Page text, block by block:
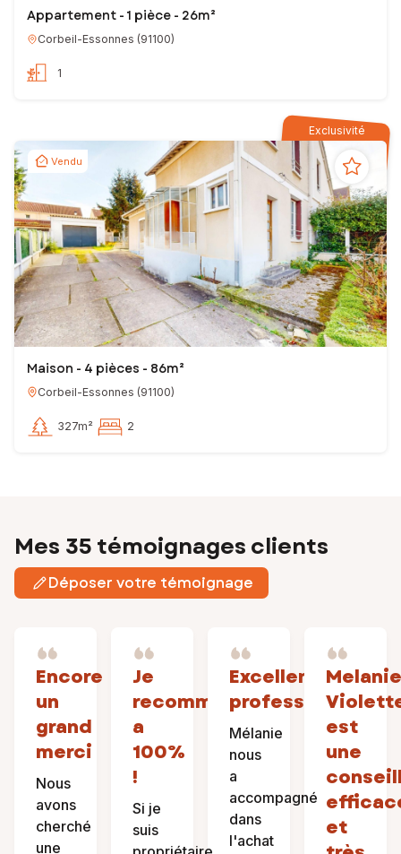
Appartement - 1 pièce - 26m²
Corbeil-Essonnes (91100)
1
Exclusivité
Vendu
Maison - 4 pièces - 86m²
Corbeil-Essonnes (91100)
327m² 2
Mes 35 témoignages clients
Déposer votre témoignage
Encore
un
grand
merci
Nous
avons
cherché
une
Je
recommande
a
100%
!
Si je
suis
Excellente
professionnelle.
Mélanie
nous
a
accompagné
dans
l'achat
Melanie
est
une
et